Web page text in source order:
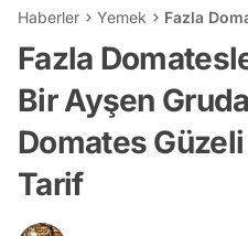
Haberler Yemek Fazla
Fazla
Bir Ayşen
Domates Güzeli
Tarif